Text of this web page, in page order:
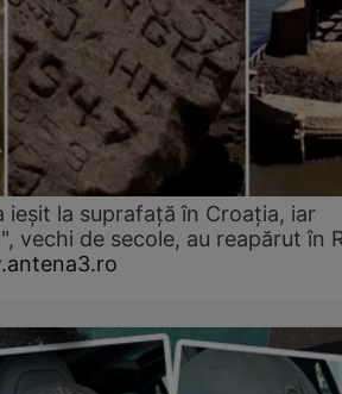
ieșit la suprafață în Croația, iar
vechi de secole, au reapărut în